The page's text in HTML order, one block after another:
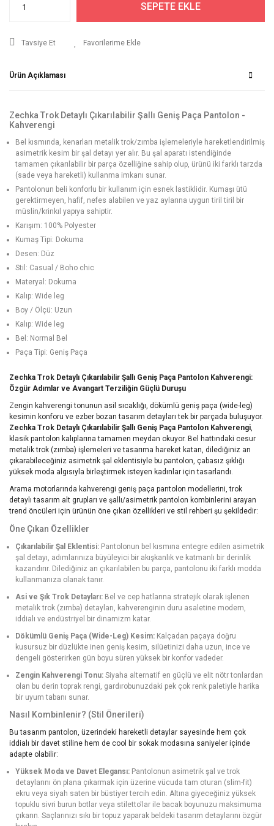
SEPETE EKLE
Tavsiye Et
Ürün Açıklaması
Zechka Trok Detaylı Çıkarılabilir Şallı Geniş Paça Pantolon -
Kahverengi
Bel kısmında, kenarları metalik trok/zımba işlemeleriyle hareketlendirilmiş
asimetrik kesim bir şal detayı yer alır. Bu şal aparatı istendiğinde
tamamen çıkarılabilir bir parça özelliğine sahip olup, ürünü iki farklı tarzda
(sade veya hareketli) kullanma imkanı sunar.
Pantolonun beli konforlu bir kullanım için esnek lastiklidir. Kumaşı ütü
gerektirmeyen, hafif, nefes alabilen ve yaz aylarına uygun tiril tiril bir
müslin/krinkıl yapıya sahiptir.
Karışım: 100% Polyester
Kumaş Tipi: Dokuma
Desen: Düz
Stil: Casual / Boho chic
Materyal: Dokuma
Kalıp: Wide leg
Boy / Ölçü: Uzun
Kalıp: Wide leg
Bel: Normal Bel
Paça Tipi: Geniş Paça
Zechka Trok Detaylı Çıkarılabilir Şallı Geniş Paça Pantolon Kahverengi:
Özgür Adımlar ve Avangart Terziliğin Güçlü Duruşu
Zengin kahverengi tonunun asil sıcaklığı, dökümlü geniş paça (wide-leg)
kesimin konforu ve ezber bozan tasarım detayları tek bir parçada buluşuyor.
Zechka Trok Detaylı Çıkarılabilir Şallı Geniş Paça Pantolon Kahverengi,
klasik pantolon kalıplarına tamamen meydan okuyor. Bel hattındaki cesur
metalik trok (zımba) işlemeleri ve tasarıma hareket katan, dilediğiniz an
çıkarabileceğiniz asimetrik şal eklentisiyle bu pantolon, çabasız şıklığı
yüksek moda algısıyla birleştirmek isteyen kadınlar için tasarlandı.
Arama motorlarında kahverengi geniş paça pantolon modellerini, trok
detaylı tasarım alt grupları ve şallı/asimetrik pantolon kombinlerini arayan
trend öncüleri için ürünün öne çıkan özellikleri ve stil rehberi şu şekildedir:
Öne Çıkan Özellikler
Çıkarılabilir Şal Eklentisi: Pantolonun bel kısmına entegre edilen asimetrik
şal detayı, adımlarınıza büyüleyici bir akışkanlık ve katmanlı bir derinlik
kazandırır. Dilediğiniz an çıkarılabilen bu parça, pantolonu iki farklı modda
kullanmanıza olanak tanır.
Asi ve Şık Trok Detayları: Bel ve cep hatlarına stratejik olarak işlenen
metalik trok (zımba) detayları, kahverenginin duru asaletine modern,
iddialı ve endüstriyel bir dinamizm katar.
Dökümlü Geniş Paça (Wide-Leg) Kesim: Kalçadan paçaya doğru
kusursuz bir düzlükte inen geniş kesim, silüetinizi daha uzun, ince ve
dengeli gösterirken gün boyu süren yüksek bir konfor vadeder.
Zengin Kahverengi Tonu: Siyaha alternatif en güçlü ve elit nötr tonlardan
olan bu derin toprak rengi, gardırobunuzdaki pek çok renk paletiyle harika
bir uyum tabanı sunar.
Nasıl Kombinlenir? (Stil Önerileri)
Bu tasarım pantolon, üzerindeki hareketli detaylar sayesinde hem çok
iddialı bir davet stiline hem de cool bir sokak modasına saniyeler içinde
adapte olabilir:
Yüksek Moda ve Davet Elegansı: Pantolonun asimetrik şal ve trok
detaylarını ön plana çıkarmak için üzerine vücuda tam oturan (slim-fit)
ekru veya siyah saten bir büstiyer tercih edin. Altına giyeceğiniz yüksek
topuklu sivri burun botlar veya stiletto'lar ile bacak boyunuzu maksimuma
çıkarın. Saçlarınızı sıkı bir topuz yaparak beldeki tasarım detaylarını özgür